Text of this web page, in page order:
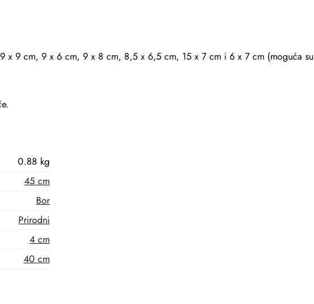
x 9 cm, 9 x 6 cm, 9 x 8 cm, 8,5 x 6,5 cm, 15 x 7 cm i 6 x 7 cm (moguća su
0.88 kg
45 cm
Bor
Prirodni
4 cm
40 cm